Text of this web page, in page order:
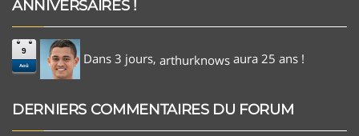
ANNIVERSAIRES !
9
Aoû Dans 3 jours, arthurknows aura 25 ans !
DERNIERS COMMENTAIRES DU FORUM